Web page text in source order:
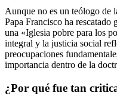
Aunque no es un teólogo de
Papa Francisco ha rescatado
una «Iglesia pobre para los
integral y la justicia social
preocupaciones
importancia dentro de la
¿Por qué fue tan